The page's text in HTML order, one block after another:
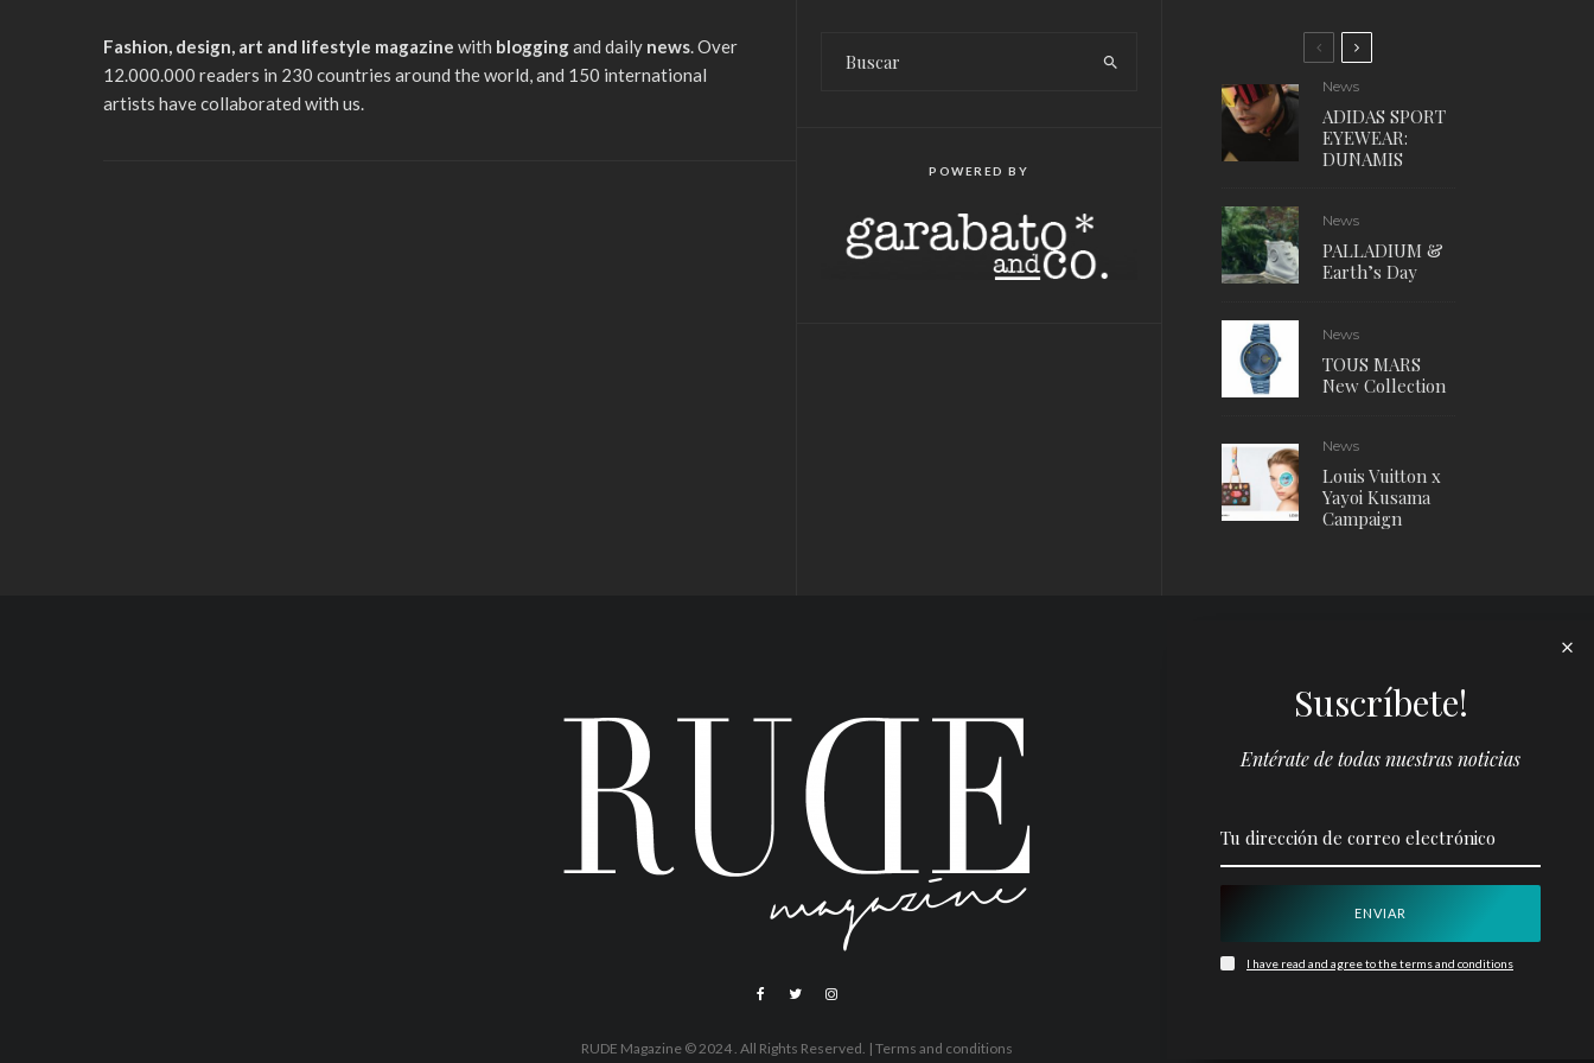
Fashion, design, art and lifestyle magazine with bloggingand daily news. Over
12.000.000 readers in 230 countries around the world, and 150 international
artists have collaborated with us.
POWERED BY
News
ADIDAS SPORT
EYEWEAR:
DUNAMIS
News
PALLADIUM &
Earth’s Day
News
TOUS MARS
New Collection
News
Louis Vuitton x
Yayoi Kusama
Campaign
RUDE Magazine © 2024 . All Rights Reserved. | Terms and conditions
Suscríbete!
Entérate de todas nuestras noticias
I have read and agree to the terms and conditions